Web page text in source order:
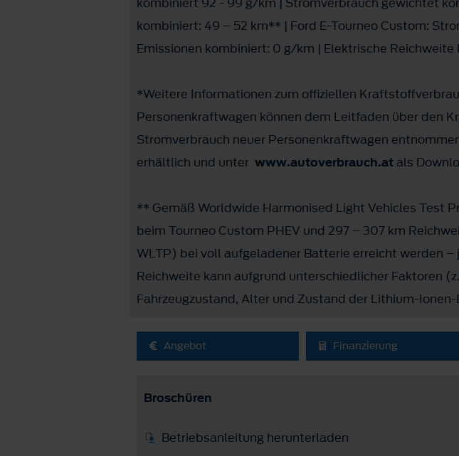
kombiniert: 49 – 52 km** | Ford E-Tourneo Custom:
Emissionen kombiniert: 0 g/km | Elektrische
*Weitere Informationen zum offiziellen
Personenkraftwagen können dem Leitfaden über den
Stromverbrauch neuer Personenkraftwagen
erhältlich und unter www.autoverbrauch.at als
** Gemäß Worldwide Harmonised Light Vehicles Test
beim Tourneo Custom PHEV und 297 – 307 km
WLTP) bei voll aufgeladener Batterie erreicht werden
Reichweite kann aufgrund unterschiedlicher Faktoren
Fahrzeugzustand, Alter und Zustand der Lithium-
Angebot Finanzierung
Broschüren
Betriebsanleitung herunterladen